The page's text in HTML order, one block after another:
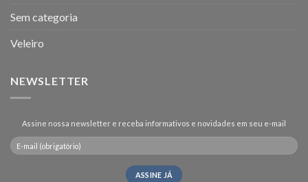
Sem categoria
Veleiro
NEWSLETTER
Assine nossa newsletter e receba informativos e novidades em seu e-mail